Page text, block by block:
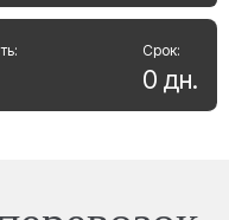
Срок:
0 дн.